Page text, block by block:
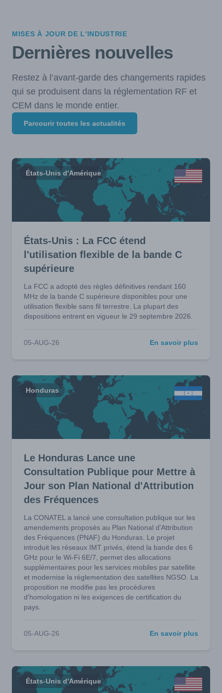
MISES À JOUR DE L'INDUSTRIE
Dernières nouvelles
Restez à l’avant-garde des changements rapides
qui se produisent dans la réglementation RF et
CEM dans le monde entier.
Parcourir toutes les actualités
États-Unis d'Amérique
États-Unis : La FCC étend
l'utilisation flexible de la bande C
supérieure
La FCC a adopté des règles définitives rendant 160
MHz de la bande C supérieure disponibles pour une
utilisation flexible sans fil terrestre. La plupart des
dispositions entrent en vigueur le 29 septembre 2026.
05-AUG-26 En savoir plus
Honduras
Le Honduras Lance une
Consultation Publique pour Mettre à
Jour son Plan National d'Attribution
des Fréquences
La CONATEL a lancé une consultation publique sur les
amendements proposés au Plan National d'Attribution
des Fréquences (PNAF) du Honduras. Le projet
introduit les réseaux IMT privés, étend la bande des 6
GHz pour le Wi-Fi 6E/7, permet des allocations
supplémentaires pour les services mobiles par satellite
et modernise la réglementation des satellites NGSO. La
proposition ne modifie pas les procédures
d'homologation ni les exigences de certification du
pays.
05-AUG-26 En savoir plus
États-Unis d'Amérique